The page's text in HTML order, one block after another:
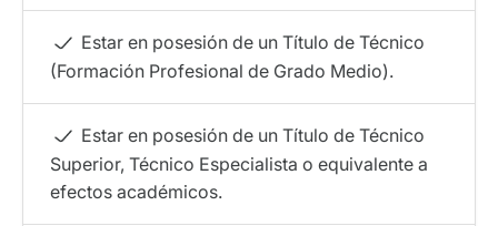
Estar en posesión de un Título de Técnico
(Formación Profesional de Grado Medio).
Estar en posesión de un Título de Técnico
Superior, Técnico Especialista o equivalente a
efectos académicos.